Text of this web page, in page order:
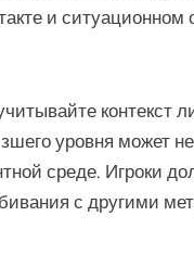
и ситуационном
контекст
уровня может
среде. Игроки
с другими